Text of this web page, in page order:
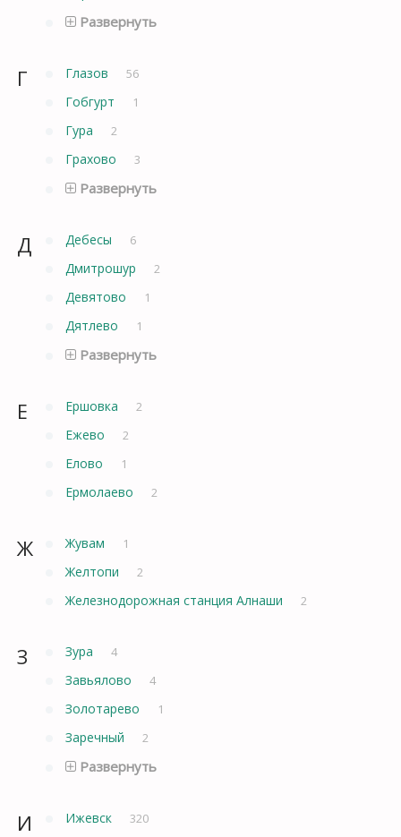
Развернуть
Г Глазов 56
Гобгурт 1
Гура 2
Грахово 3
Развернуть
Д Дебесы 6
Дмитрошур 2
Девятово 1
Дятлево 1
Развернуть
Е Ершовка 2
Ежево 2
Елово 1
Ермолаево 2
Ж Жувам 1
Желтопи 2
Железнодорожная станция Алнаши 2
З Зура 4
Завьялово 4
Золотарево 1
Заречный 2
Развернуть
И Ижевск 320